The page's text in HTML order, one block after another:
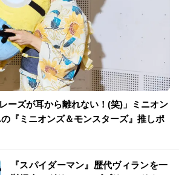
ーズが耳から離れない！(笑)」ミニオン
『ミニオンズ＆モンスターズ』推しポ
『スパイダーマン』歴代ヴィランを一